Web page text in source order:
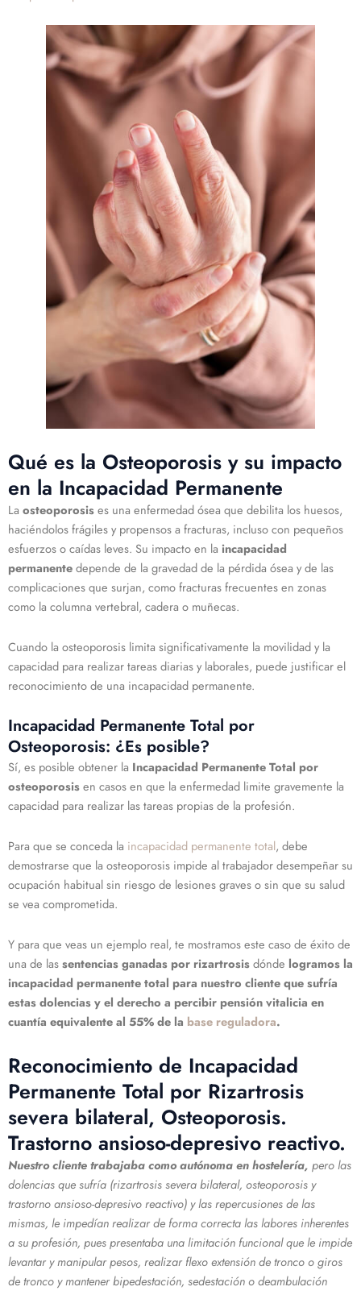
Qué es la Osteoporosis y su impacto
en la Incapacidad Permanente
La osteoporosises una enfermedad ósea que debilita los huesos,
haciéndolos frágiles y propensos a fracturas, incluso con pequeños
esfuerzos o caídas leves. Su impacto en la incapacidad
permanentedepende de la gravedad de la pérdida ósea y de las
complicaciones que surjan, como fracturas frecuentes en zonas
como la columna vertebral, cadera o muñecas.
Cuando la osteoporosis limita significativamente la movilidad y la
capacidad para realizar tareas diarias y laborales, puede justificar el
reconocimiento de una incapacidad permanente.
Incapacidad Permanente Total por
Osteoporosis: ¿Es posible?
Sí, es posible obtener la Incapacidad Permanente Total por
osteoporosisen casos en que la enfermedad limite gravemente la
capacidad para realizar las tareas propias de la profesión.
Para que se conceda la incapacidad permanente total, debe
demostrarse que la osteoporosis impide al trabajador desempeñar su
ocupación habitual sin riesgo de lesiones graves o sin que su salud
se vea comprometida.
Y para que veas un ejemplo real, te mostramos este caso de éxito de
una de lassentencias ganadas por rizartrosisdónde logramos la
incapacidad permanente total para nuestro cliente que sufría
estas dolencias y el derecho a percibir pensión vitalicia en
cuantía equivalente al 55% de la base reguladora.
Reconocimiento de Incapacidad
Permanente Total por Rizartrosis
severa bilateral, Osteoporosis.
Trastorno ansioso-depresivo reactivo.
Nuestro cliente trabajaba como autónoma en hostelería, pero las
dolencias que sufría (rizartrosis severa bilateral, osteoporosis y
trastorno ansioso-depresivo reactivo) y las repercusiones de las
mismas, le impedían realizar de forma correcta las labores inherentes
a su profesión, pues presentaba una limitación funcional que le impide
levantar y manipular pesos, realizar flexo extensión de tronco o giros
de tronco y mantener bipedestación, sedestación o deambulación